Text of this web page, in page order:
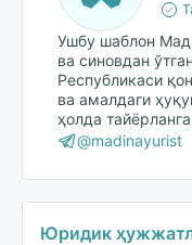
Ушбу шаблон
ва синовдан
Республикаси
ва амалдаги
ҳолда
@madinayurist
Юридик